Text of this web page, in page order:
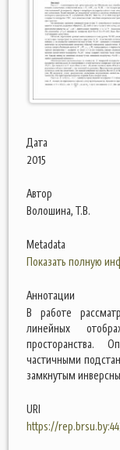
Дата
2015
Автор
Волошина, Т.В.
Metadata
Показать полную
Аннотации
В работе
линейных
просторанства.
частичными
замкнутым
URI
https://